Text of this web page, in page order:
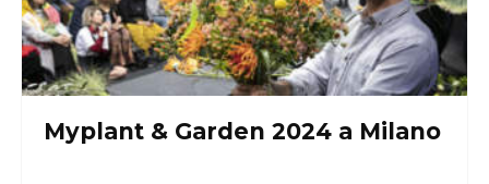
Myplant & Garden 2024 a Milano